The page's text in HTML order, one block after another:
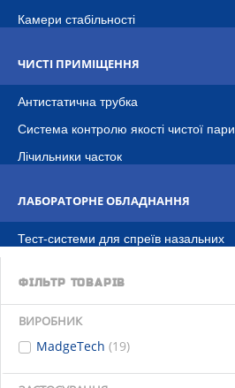
Камери стабільності
ЧИСТІ ПРИМІЩЕННЯ
Антистатична трубка
Система контролю якості чистої пари
Лічильники часток
ЛАБОРАТОРНЕ ОБЛАДНАННЯ
Тест-системи для спреïв назальних
ФІЛЬТР ТОВАРІВ
ВИРОБНИК
MadgeTech (19)